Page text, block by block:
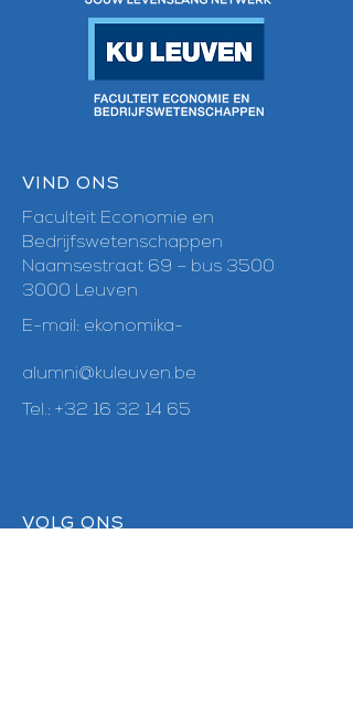
VIND ONS
Faculteit Economie en
Bedrijfswetenschappen
Naamsestraat 69 – bus 3500
3000 Leuven
E-mail: ekonomika-
alumni@kuleuven.be
Tel.: +32 16 32 14 65
VOLG ONS